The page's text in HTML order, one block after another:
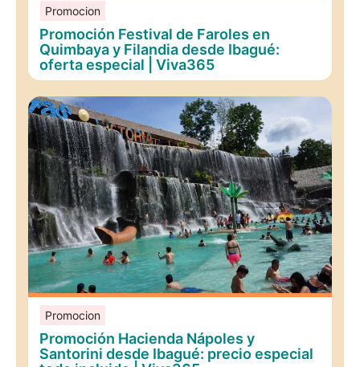
Promocion
Promoción Festival de Faroles en
Quimbaya y Filandia desde Ibagué:
oferta especial | Viva365
Promocion
Promoción Hacienda Nápoles y
Santorini desde Ibagué: precio especial